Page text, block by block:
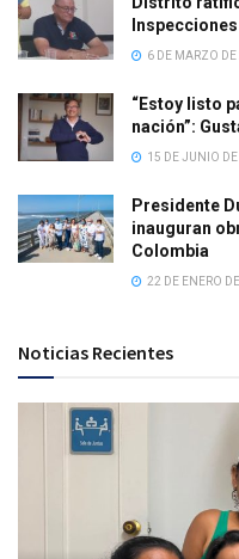
6 DE MARZO
“Estoy listo
nación”:
15 DE JUNIO
Presidente
inauguran
Colombia
22 DE ENERO
Noticias Recientes